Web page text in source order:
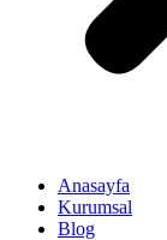
Anasayfa
Kurumsal
Blog